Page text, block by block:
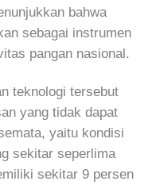
bahwa
sebagai instrumen
pangan nasional.
teknologi tersebut
yang tidak dapat
yaitu kondisi
sekitar seperlima
sekitar 9 persen